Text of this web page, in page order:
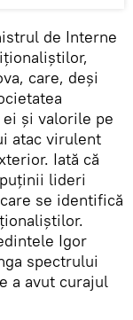
de Interne
care, deși
și valorile pe
atac virulent
Iată că
lideri
se identifică
Igor
spectrului
a avut curajul